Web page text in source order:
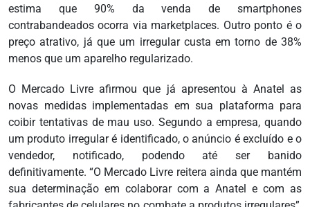
estima que 90% da venda de smartphones
contrabandeados ocorra via marketplaces. Outro ponto é o
preço atrativo, já que um irregular custa em torno de 38%
menos que um aparelho regularizado.
O Mercado Livre afirmou que já apresentou à Anatel as
novas medidas implementadas em sua plataforma para
coibir tentativas de mau uso. Segundo a empresa, quando
um produto irregular é identificado, o anúncio é excluído e o
vendedor, notificado, podendo até ser banido
definitivamente. “O Mercado Livre reitera ainda que mantém
sua determinação em colaborar com a Anatel e com as